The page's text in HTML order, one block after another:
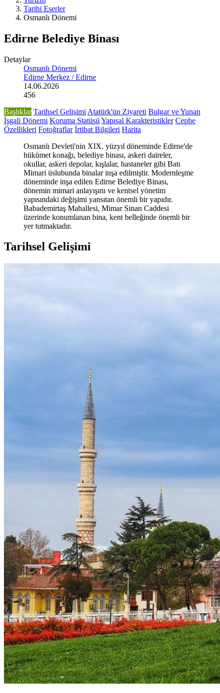
Tarihi Eserler
Osmanlı Dönemi
Edirne Belediye Binası
Detaylar
Osmanlı Dönemi
Edirne Merkez / Edirne
14.06.2026
456
Başlıklar Tarihsel Gelişimi Atatürk'ün Ziyareti Bulgar ve Yunan
İşgali Dönemi Koruma Statüsü Yapısal Karakteristikler Cephe
Özellikleri Fotoğraflar İrtibat Bilgileri Harita
Osmanlı Devleti'nin XIX. yüzyıl döneminde Edirne'de
hükümet konağı, belediye binası, askeri daireler,
okullar, askeri depolar, kışlalar, hastaneler gibi Batı
Mimari üslubunda binalar inşa edilmiştir. Modernleşme
döneminde inşa edilen Edirne Belediye Binası,
dönemin mimari anlayışını ve kentsel yönetim
yapısındaki değişimi yansıtan önemli bir yapıdır.
Babademirtaş Mahallesi, Mimar Sinan Caddesi
üzerinde konumlanan bina, kent belleğinde önemli bir
yer tutmaktadır.
Tarihsel Gelişimi